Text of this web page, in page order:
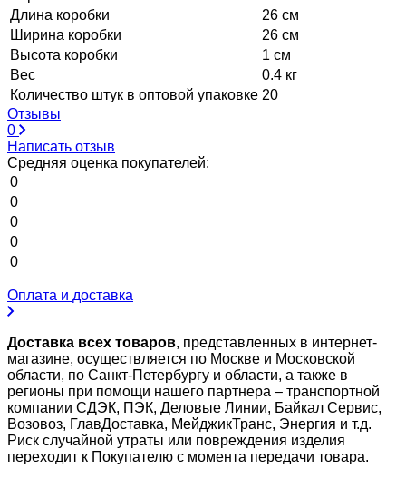
Длина коробки
26 см
Ширина коробки
26 см
Высота коробки
1 см
Вес
0.4 кг
Количество штук в оптовой упаковке 20
Отзывы
0
Написать отзыв
Средняя оценка покупателей:
0
0
0
0
0
Оплата и доставка
Доставка всех товаров, представленных в интернет-
магазине, осуществляется по Москве и Московской
области, по Санкт-Петербургу и области, а также в
регионы при помощи нашего партнера – транспортной
компании СДЭК, ПЭК, Деловые Линии, Байкал Сервис,
Возовоз, ГлавДоставка, МейджикТранс, Энергия и т.д.
Риск случайной утраты или повреждения изделия
переходит к Покупателю с момента передачи товара.